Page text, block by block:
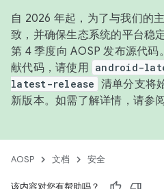
自 2026 年起，为了与我们的
致，并确保生态系统的平台稳
第 4 季度向 AOSP 发布源代
献代码，请使用 android-
latest-release 清单分支将
新版本。如需了解详情，请参阅
AOSP 文档 安全
该内容对您有帮助吗？